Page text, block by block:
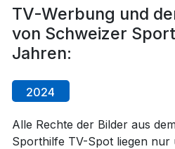
TV-Werbung und
von Schweizer
Jahren:
2024
Alle Rechte der Bilder aus
Sporthilfe TV-Spot liegen nur